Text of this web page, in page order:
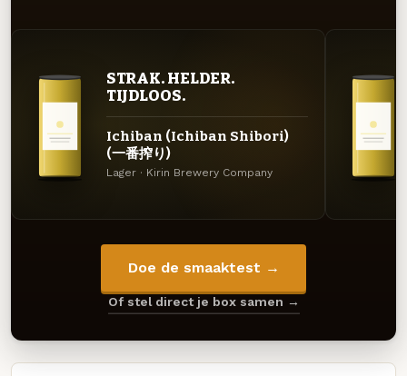
STRAK. HELDER.
TIJDLOOS.
Ichiban (Ichiban Shibori)
(一番搾り)
Lager · Kirin Brewery Company
Doe de smaaktest →
Of stel direct je box samen →